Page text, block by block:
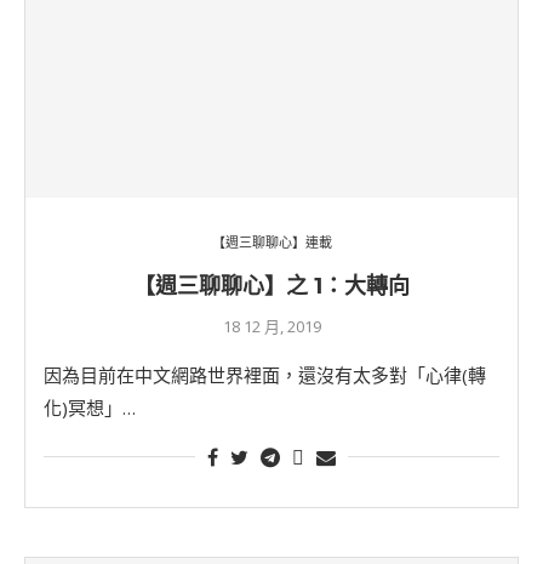
【週三聊聊心】連載
【週三聊聊心】之 1：大轉向
18 12 月, 2019
因為目前在中文網路世界裡面，還沒有太多對「心律(轉
化)冥想」…